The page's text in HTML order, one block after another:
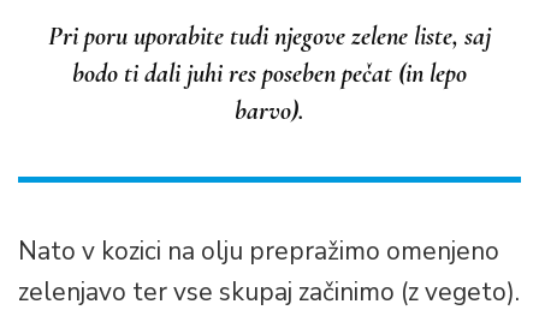
Pri poru uporabite tudi njegove zelene liste, saj
bodo ti dali juhi res poseben pečat (in lepo
barvo).
Nato v kozici na olju prepražimo omenjeno
zelenjavo ter vse skupaj začinimo (z vegeto).